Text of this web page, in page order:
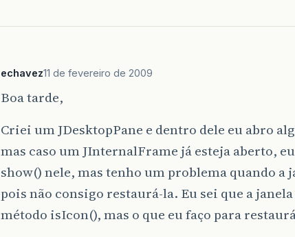
echavez11 de fevereiro de 2009
Boa tarde,
Criei um JDesktopPane e dentro dele eu abro
mas caso um JInternalFrame já esteja aberto,
show() nele, mas tenho um problema quando a
pois não consigo restaurá-la. Eu sei que a
método isIcon(), mas o que eu faço para